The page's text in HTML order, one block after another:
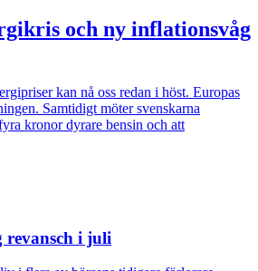
och ny inflationsvåg
kan nå oss redan i höst. Europas
Samtidigt möter svenskarna
kronor dyrare bensin och att
revansch i juli